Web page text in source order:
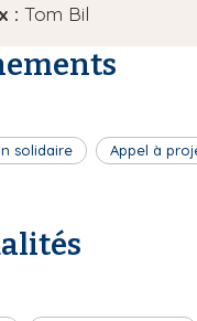
: Tom Bil
solidaire Appel à